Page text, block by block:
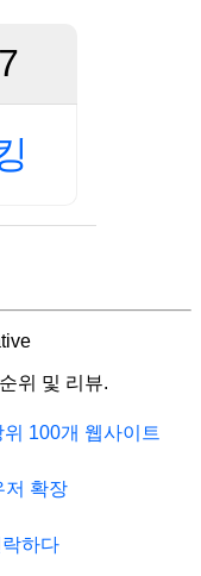
위 및 리뷰.
위 100개 웹사이트
저 확장
하다